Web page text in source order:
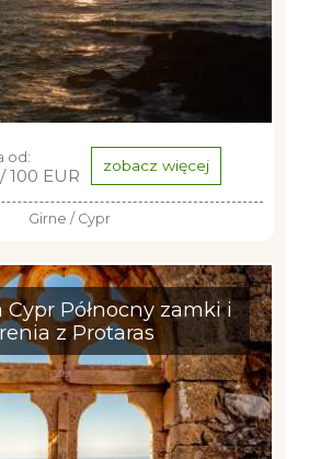
od:
/ 100 EUR zobacz więcej
Girne / Cypr
Północny zamki i
z Protaras